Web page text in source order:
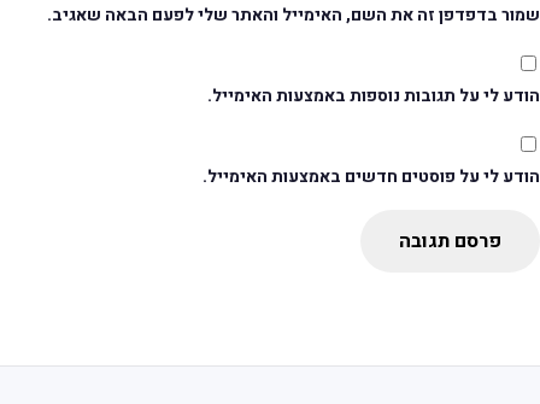
בדפדפן זה את השם, האימייל והאתר שלי לפעם הבאה שאגיב.
לי על תגובות נוספות באמצעות האימייל.
לי על פוסטים חדשים באמצעות האימייל.
פרסם תגובה